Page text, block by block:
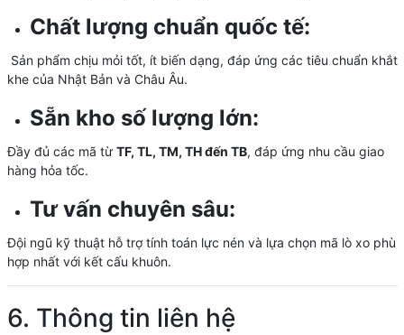
Chất lượng chuẩn quốc tế:
Sản phẩm chịu mỏi tốt, ít biến dạng, đáp ứng các tiêu chuẩn khắt
khe của Nhật Bản và Châu Âu.
Sẵn kho số lượng lớn:
Đầy đủ các mã từ TF, TL, TM, TH đến TB, đáp ứng nhu cầu giao
hàng hỏa tốc.
Tư vấn chuyên sâu:
Đội ngũ kỹ thuật hỗ trợ tính toán lực nén và lựa chọn mã lò xo phù
hợp nhất với kết cấu khuôn.
6. Thông tin liên hệ